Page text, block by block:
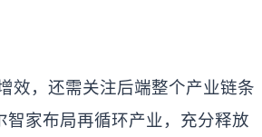
，还需关注后端整个产业链条
家布局再循环产业，充分释放